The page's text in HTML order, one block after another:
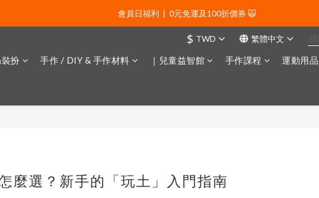
會員日福利  |  0元免運及100折價券 🙀
會員日福利  |  0元免運及100折價券 🙀
會員日福利  |  會員專屬好禮三選一🌟
新年贈禮：滿1130贈新年髮飾一款🧧
$ TWD 繁體中文
裝扮 手作 / DIY & 手作材料 ｜兒童益智館 手作課程 運動用品
麼選？新手的「玩土」入門指南